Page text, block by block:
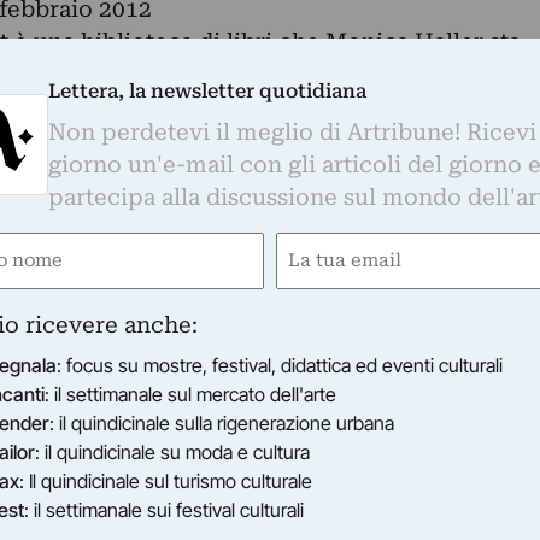
2012
è una biblioteca di libri che Monica Haller sta
delle guerre americane di questi anni, per
e un continuo scambio di conoscenze
a Nomas Foundation in una reading room
a studenti e insegnanti che saranno
facendo ricerche, presentazioni, progetti
collaborazione col MACRO, si svolgerà alla
rotonda intorno a The Veterans Book
Chiodi, con la partecipazione di Andrea
Tommaso Pincio.
Lettera, la newsletter quotidiana
Non perdetevi il meglio di Artribune! Ricevi
giorno un'e-mail con gli articoli del giorno e
partecipa alla discussione sul mondo
Email
ricevere anche:
: focus su mostre, festival, didattica ed eventi culturali
: il settimanale sul mercato dell'arte
: il quindicinale sulla rigenerazione urbana
: il quindicinale su moda e cultura
: Il quindicinale sul turismo culturale
: il settimanale sui festival culturali